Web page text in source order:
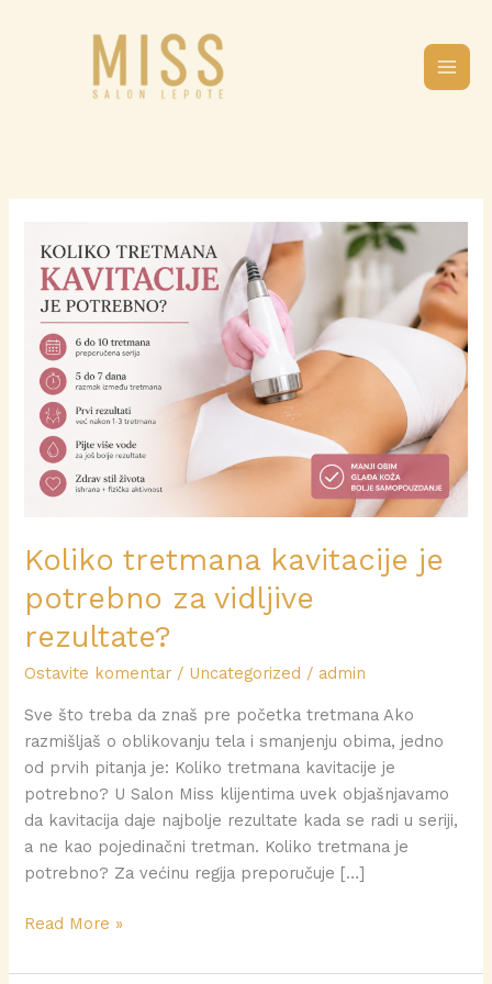
Koliko tretmana kavitacije je
potrebno za vidljive
rezultate?
Ostavite komentar / Uncategorized / admin
Sve što treba da znaš pre početka tretmana Ako
razmišljaš o oblikovanju tela i smanjenju obima, jedno
od prvih pitanja je: Koliko tretmana kavitacije je
potrebno? U Salon Miss klijentima uvek objašnjavamo
da kavitacija daje najbolje rezultate kada se radi u seriji,
a ne kao pojedinačni tretman. Koliko tretmana je
potrebno? Za većinu regija preporučuje […]
tretmana
kavitacije
potrebno
vidljive
rezultate?
Read More »